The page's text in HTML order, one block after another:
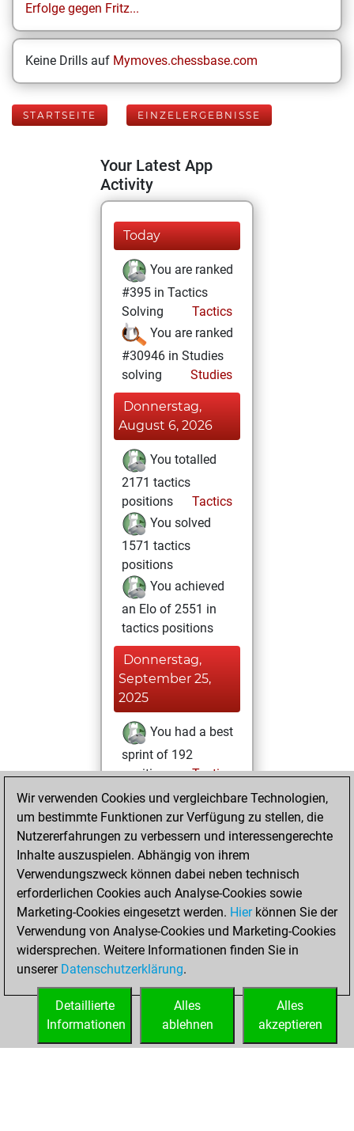
Erfolge gegen Fritz...
Keine Drills auf Mymoves.chessbase.com
STARTSEITE EINZELERGEBNISSE
Your Latest App
Activity
Today
You are ranked
#395 in Tactics
Solving
Tactics
You are ranked
#30946 in Studies
solving
Studies
Donnerstag,
August 6, 2026
You totalled
2171 tactics
positions
Tactics
You solved
1571 tactics
positions
You achieved
an Elo of 2551 in
tactics positions
Donnerstag,
September 25,
2025
You had a best
sprint of 192
positions
Tactics
Donnerstag,
August 15, 2024
You created
your Studies account
Studies
Donnerstag,
August 8, 2024
You created
your Fritz account
Wir verwenden Cookies und vergleichbare Technologien,
um bestimmte Funktionen zur Verfügung zu stellen, die
Nutzererfahrungen zu verbessern und interessengerechte
Inhalte auszuspielen. Abhängig von ihrem
Verwendungszweck können dabei neben technisch
erforderlichen Cookies auch Analyse-Cookies sowie
Marketing-Cookies eingesetzt werden. Hierkönnen Sie der
Verwendung von Analyse-Cookies und Marketing-Cookies
widersprechen. Weitere Informationen finden Sie in
unserer Datenschutzerklärung.
Alles
akzeptieren
Alles
ablehnen
Detaillierte
Informationen